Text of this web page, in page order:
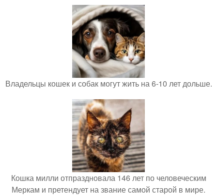
Владельцы кошек и собак могут жить на 6-10 лет дольше.
Кошка милли отпраздновала 146 лет по человеческим
Меркам и претендует на звание самой старой в мире.